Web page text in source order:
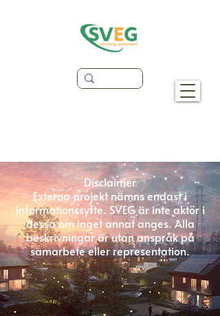
Disclaimer
Externa projekt nämns endast i
informationssyfte. SVEG är inte aktör i
dessa om inget annat anges. Alla
beskrivningar är utan anspråk på
samarbete eller representation.